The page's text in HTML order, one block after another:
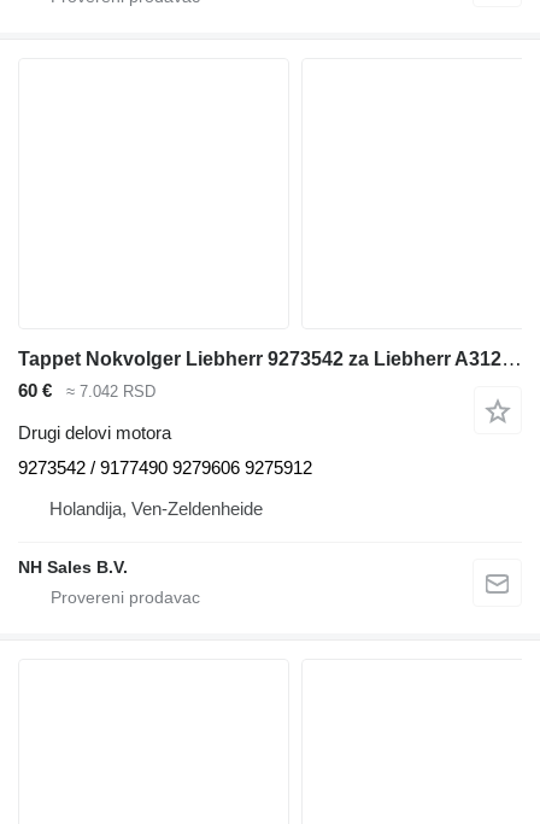
Tappet Nokvolger Liebherr 9273542 za Liebherr A312 / A902 / A904 / A912 / A914 / A922 / A924 / A932 / A944 / A954 / R902 / L534-434 / L538-432 / L541-289 / L544-442 / L544-443 / L544-444 / L554-452 / L564 / L574 / L580 / A942 / A974 / P904 / P912 / P932 / P934 / P942 / P944 / P954 / P964 / P974 / R321 / R902 / R904 / R912 / R914 / R922 / R924 / R932 / R934 / R942 / R944 / R954 / R964 / R974 - A 312 / A 902 / A 904 / A 912 / A 914 / A 922 / A 924 / A 932 / A 944 / A 954 / R 902 / L 534 - 434 / L 538 - 432 / L 541 - 289 / L 544 - 442 / L 544 - 443 / L 544 - 444 / L 554 - 452 / L 564 / L 574 / L580 / A 942 / A 974 / P 904 / P 912 / P 932 / P 934 / P 942 / P 944 / P 954 / P 964 / P 974 / R 321 / R 902 / R 904 / R 912 / R 914 / R 922 / R 924 / R 932 / R 934 / R 942 / R 944 / R 954 / R 964 / R 974 bagera
60 € ≈ 7.042 RSD
Drugi delovi motora
9273542 / 9177490 9279606 9275912
Holandija, Ven-Zeldenheide
NH Sales B.V.